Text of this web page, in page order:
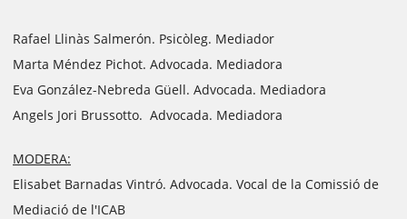
Rafael Llinàs Salmerón. Psicòleg. Mediador
Marta Méndez Pichot. Advocada. Mediadora
Eva González-Nebreda Güell. Advocada. Mediadora
Angels Jori Brussotto. Advocada. Mediadora
MODERA:
Elisabet Barnadas Vintró. Advocada. Vocal de la Comissió de
Mediació de l'ICAB